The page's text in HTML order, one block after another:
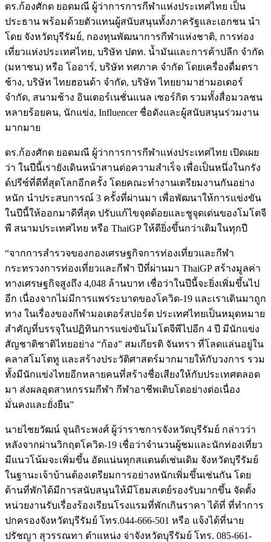
ดร.ก้องศักด ยอดมณี ผู้ว่าการการกีฬาแห่งประเทศไทย เป็น
ประธาน พร้อมด้วยตัวแทนผู้สนับสนุนทั้งภาครัฐและเอกชน นำ
โดย จังหวัดบุรีรัมย์, กองทุนพัฒนาการกีฬาแห่งชาติ, การท่อง
เที่ยวแห่งประเทศไทย, บริษัท ปตท. น้ำมันและการค้าปลีก จำกัด
(มหาชน) หรือ โออาร์, บริษัท ทศภาค จำกัด โดยเครื่องดื่มตรา
ช้าง, บริษัท ไทยฮอนด้า จำกัด, บริษัท ไทยยามาฮ่ามอเตอร์
จำกัด, สนามช้าง อินเตอร์เนชั่นแนล เซอร์กิต รวมทั้งสื่อมวลชน
หลายร้อยคน, นักแข่ง, Influencer ชื่อดังและผู้สนับสนุนร่วมงาน
มากมาย
ดร.ก้องศักด ยอดมณี ผู้ว่าการการกีฬาแห่งประเทศไทย เปิดเผย
ว่า ในปีนี้เรายังเดินหน้าสานต่อความสำเร็จ เพื่อเป็นหนึ่งในกรัง
ด์ปรีซ์ที่ดีที่สุดโลกอีกครั้ง โดยคณะทำงานเตรียมงานกันอย่าง
หนัก นำประสบการณ์ 3 ครั้งที่ผ่านมา เพื่อพัฒนาให้การแข่งขัน
ในปีนี้ให้ออกมาดีที่สุด ปรับแก้ไขจุดด้อยและชูจุดเด่นของโมโตจี
พี สนามประเทศไทย หรือ ThaiGP ให้ดียิ่งขึ้นกว่าเดิมในทุกปี
“จากการสำรวจของกองเศรษฐกิจการท่องเที่ยวและกีฬา
กระทรวงการท่องเที่ยวและกีฬา ปีที่ผ่านมา ThaiGP สร้างมูลค่า
ทางเศรษฐกิจสูงถึง 4,048 ล้านบาท เชื่อว่าในปีนี้จะยิ่งเพิ่มขึ้นไป
อีก เนื่องจากไม่มีการแพร่ระบาดของโควิด-19 และเราเดินมาถูก
ทาง ในเรื่องของกีฬามอเตอร์สปอร์ต ประเทศไทยเป็นหมุดหมาย
สำคัญที่บรรจุในปฏิทินการแข่งขันโมโตจีพีไปอีก 4 ปี มีนักแข่ง
สัญชาติชาติไทยอย่าง “ก้อง” สมเกียรติ จันทรา ที่โลดแล่นอยู่ใน
คลาสโมโตทู และสร้างประวัติศาสตร์มากมายให้กับวงการ รวม
ทั้งมีนักแข่งไทยอีกหลายคนที่สร้างชื่อเสียงให้กับประเทศตลอด
มา ส่งผลอุตสาหกรรมกีฬา กีฬาอาชีพเติบโตอย่างต่อเนื่อง
มั่นคงและยั่งยืน”
นายไชยวัฒน์ จุนถิระพงศ์ ผู้ว่าราชการจังหวัดบุรีรัมย์ กล่าวว่า
หลังจากผ่านวิกฤตโควิด-19 เชื่อว่าจำนวนผู้ชมและนักท่องเที่ยว
มีแนวโน้มจะเพิ่มขึ้น อัดแน่นทุกสแตนด์เช่นเดิม จังหวัดบุรีรัมย์
ในฐานะเจ้าบ้านต้องเตรียมการอย่างหนักเพิ่มขึ้นเช่นกัน โดย
ด้านที่พักได้มีการสนับสนุนให้มีโฮมสเตย์รองรับมากขึ้น จัดตั้ง
หน่วยงานรับเรื่องร้องเรียนโรงแรมที่พักเกินราคา ได้ที่ ที่ทำการ
ปกครองจังหวัดบุรีรัมย์ โทร.044-666-501 หรือ แจ้งได้ที่นาย
ปรัชญา สุวรรณทา ตำแหน่ง จ่าจังหวัดบุรีรัมย์ โทร. 085-661-